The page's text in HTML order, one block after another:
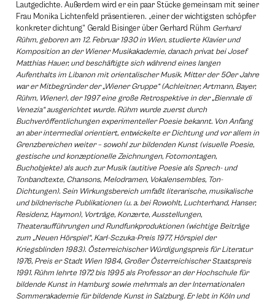
Lautgedichte. Außerdem wird er ein paar Stücke gemeinsam mit seiner
Frau Monika Lichtenfeld präsentieren. „einer der wichtigsten schöpfer
konkreter dichtung“ Gerald Bisinger über Gerhard Rühm Gerhard
Rühm, geboren am 12. Februar 1930 in Wien, studierte Klavier und
Komposition an der Wiener Musikakademie, danach privat bei Josef
Matthias Hauer, und beschäftigte sich während eines langen
Aufenthalts im Libanon mit orientalischer Musik. Mitter der 50er Jahre
war er Mitbegründer der „Wiener Gruppe“ (Achleitner, Artmann, Bayer,
Rühm, Wiener), der 1997 eine große Retrospektive in der „Biennale di
Venezia“ ausgerichtet wurde. Rühm wurde zuerst durch
Buchveröffentlichungen experimenteller Poesie bekannt. Von Anfang
an aber intermedial orientiert, entwickelte er Dichtung und vor allem in
Grenzbereichen weiter – sowohl zur bildenden Kunst (visuelle Poesie,
gestische und konzeptionelle Zeichnungen, Fotomontagen,
Buchobjekte) als auch zur Musik (autitive Poesie als Sprech- und
Tonbandtexte, Chansons, Melodramen, Vokalensembles, Ton-
Dichtungen). Sein Wirkungsbereich umfaßt literarische, musikalische
und bildnerische Publikationen (u. a. bei Rowohlt, Luchterhand, Hanser,
Residenz, Haymon), Vorträge, Konzerte, Ausstellungen,
Theateraufführungen und Rundfunkproduktionen (wichtige Beiträge
zum „Neuen Hörspiel“, Karl-Sczuka-Preis 1977, Hörspiel der
Kriegsblinden 1983). Österreichischer Würdigungspreis für Literatur
1976, Preis er Stadt Wien 1984, Großer Österreichischer Staatspreis
1991. Rühm lehrte 1972 bis 1995 als Professor an der Hochschule für
bildende Kunst in Hamburg sowie mehrmals an der Internationalen
Sommerakademie für bildende Kunst in Salzburg. Er lebt in Köln und